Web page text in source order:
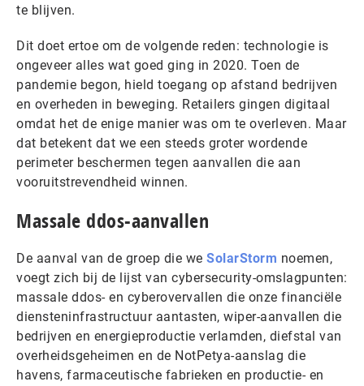
te blijven.
Dit doet ertoe om de volgende reden: technologie is
ongeveer alles wat goed ging in 2020. Toen de
pandemie begon, hield toegang op afstand bedrijven
en overheden in beweging. Retailers gingen digitaal
omdat het de enige manier was om te overleven. Maar
dat betekent dat we een steeds groter wordende
perimeter beschermen tegen aanvallen die aan
vooruitstrevendheid winnen.
Massale ddos-aanvallen
De aanval van de groep die we SolarStorm noemen,
voegt zich bij de lijst van cybersecurity-omslagpunten:
massale ddos- en cyberovervallen die onze financiële
diensteninfrastructuur aantasten, wiper-aanvallen die
bedrijven en energieproductie verlamden, diefstal van
overheidsgeheimen en de NotPetya-aanslag die
havens, farmaceutische fabrieken en productie- en